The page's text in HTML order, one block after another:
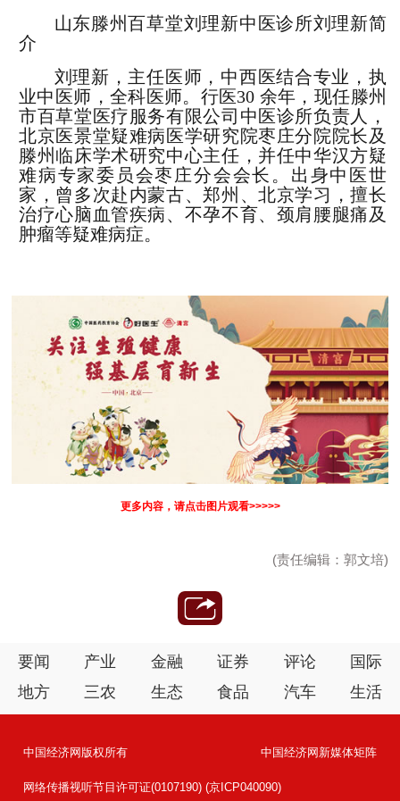
山东滕州百草堂刘理新中医诊所刘理新简
介
刘理新，主任医师，中西医结合专业，执
业中医师，全科医师。行医30 余年，现任滕州
市百草堂医疗服务有限公司中医诊所负责人，
北京医景堂疑难病医学研究院枣庄分院院长及
滕州临床学术研究中心主任，并任中华汉方疑
难病专家委员会枣庄分会会长。出身中医世
家，曾多次赴内蒙古、郑州、北京学习，擅长
治疗心脑血管疾病、不孕不育、颈肩腰腿痛及
肿瘤等疑难病症。
更多内容，请点击图片观看>>>>>
(责任编辑：郭文培)
要闻 产业 金融 证券 评论
国际
地方
三农 生态 食品 汽车 生活
中国经济网版权所有 中国经济网新媒体矩阵
网络传播视听节目许可证(0107190) (京ICP040090)